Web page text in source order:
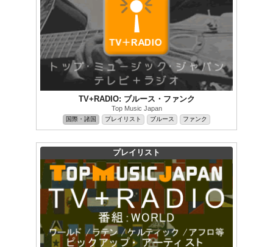
TV+RADIO: ブルース・ファンク
Top Music Japan
国際・諸国 プレイリスト ブルース ファンク
プレイリスト